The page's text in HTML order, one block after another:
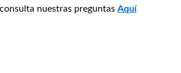
nuestras preguntas Aquí